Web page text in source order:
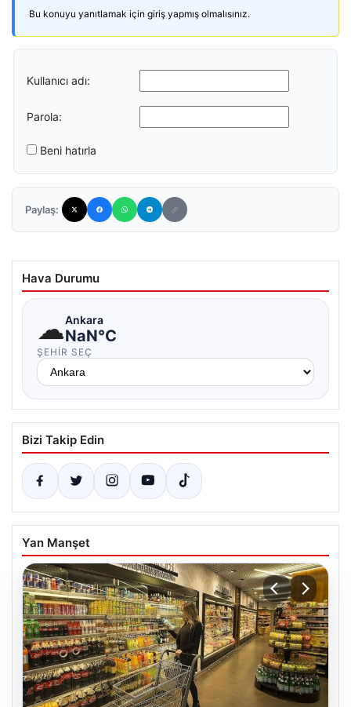
Bu konuyu yanıtlamak için giriş yapmış olmalısınız.
Kullanıcı adı:
Parola:
Beni hatırla
Paylaş:
Hava Durumu
☁Ankara
NaN°C
ŞEHIR SEÇ
Bizi Takip Edin
Yan Manşet